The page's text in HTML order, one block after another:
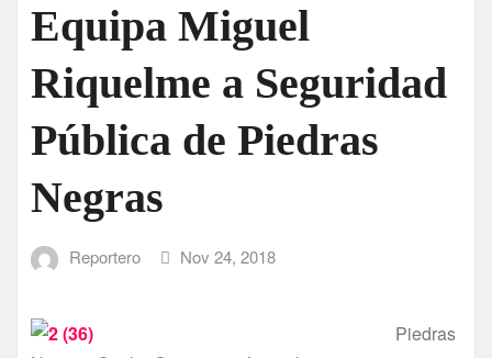
Equipa Miguel
Riquelme a Seguridad
Pública de Piedras
Negras
Reportero Nov 24, 2018
Piedras